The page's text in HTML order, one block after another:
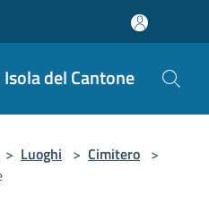
del Cantone
> Luoghi > Cimitero >